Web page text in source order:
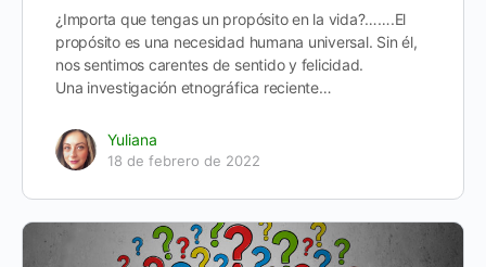
¿Importa que tengas un propósito en la vida?…….El
propósito es una necesidad humana universal. Sin él,
nos sentimos carentes de sentido y felicidad.
Una investigación etnográfica reciente…
Yuliana
18 de febrero de 2022